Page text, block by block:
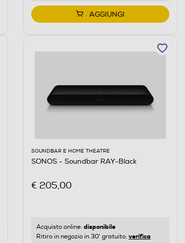
AGGIUNGI
SOUNDBAR E HOME THEATRE
SONOS - Soundbar RAY-Black
€ 205,00
Acquisto online: disponibile
Ritiro in negozio in 30' gratuito: verifica